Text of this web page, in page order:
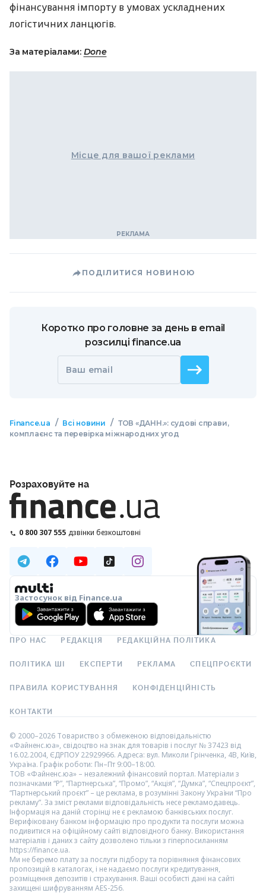
фінансування імпорту в умовах ускладнених
логістичних ланцюгів.
За матеріалами: Done
Місце для вашої реклами
ПОДІЛИТИСЯ НОВИНОЮ
Коротко про головне за день в email
розсилці finance.ua
Ваш email
Finance.ua / Всі новини / ТОВ «ДАНН.»: судові справи,
комплаєнс та перевірка міжнародних угод
Розраховуйте на
0 800 307 555 дзвінки безкоштовні
Застосунок від Finance.ua
ПРО НАС РЕДАКЦІЯ РЕДАКЦІЙНА ПОЛІТИКА
ПОЛІТИКА ШІ ЕКСПЕРТИ РЕКЛАМА СПЕЦПРОЄКТИ
ПРАВИЛА КОРИСТУВАННЯ КОНФІДЕНЦІЙНІСТЬ
КОНТАКТИ
© 2000–2026 Товариство з обмеженою відповідальністю
«Файненс.юа», свідоцтво на знак для товарів і послуг № 37423 від
16.02.2004, ЄДРПОУ 22929966. Адреса: вул. Миколи Грінченка, 4В, Київ,
Україна. Графік роботи: Пн–Пт 9:00–18:00.
ТОВ «Файненс.юа» – незалежний фінансовий портал. Матеріали з
позначками “Р”, “Партнерська”, “Промо”, “Акція”, “Думка”, “Спецпроєкт”,
“Партнерський проєкт” – це реклама, в розумінні Закону України “Про
рекламу”. За зміст реклами відповідальність несе рекламодавець.
Інформація на даній сторінці не є рекламою банківських послуг.
Верифіковану банком інформацію про продукти та послуги можна
подивитися на офіційному сайті відповідного банку. Використання
матеріалів і даних з сайту дозволено тільки з гіперпосиланням
https://finance.ua.
Ми не беремо плату за послуги підбору та порівняння фінансових
пропозицій в каталогах, і не надаємо послуги кредитування,
розміщення депозитів і страхування. Ваші особисті дані на сайті
захищені шифруванням AES-256.